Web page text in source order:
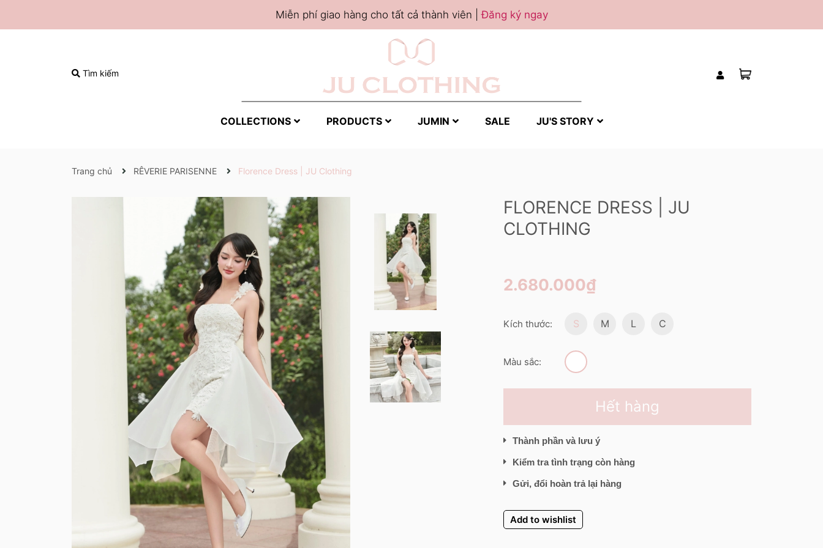
Miễn phí giao hàng cho tất cả thành viên |Đăng ký ngay
Tìm kiếm
COLLECTIONS PRODUCTS JUMIN SALE JU'S STORY
Trang chủ RÊVERIE PARISENNE Florence Dress | JU Clothing
FLORENCE DRESS | JU
CLOTHING
2.680.000₫
Kích thước: S M L C
Màu sắc:
Hết hàng
Thành phần và lưu ý
Kiểm tra tình trạng còn hàng
Gửi, đổi hoàn trả lại hàng
Add to wishlist